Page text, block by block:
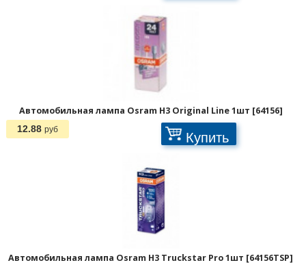
Автомобильная лампа Osram H3 Original Line 1шт [64156]
12.88 руб Купить
Автомобильная лампа Osram H3 Truckstar Pro 1шт [64156TSP]